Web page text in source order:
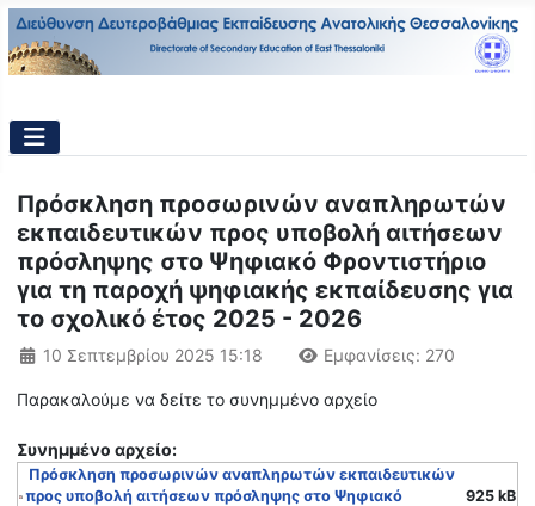
Πρόσκληση προσωρινών αναπληρωτών
εκπαιδευτικών προς υποβολή αιτήσεων
πρόσληψης στο Ψηφιακό Φροντιστήριο
για τη παροχή ψηφιακής εκπαίδευσης για
το σχολικό έτος 2025 - 2026
Λεπτομέρειες
10 Σεπτεμβρίου 2025 15:18 Εμφανίσεις: 270
Παρακαλούμε να δείτε το συνημμένο αρχείο
Συνημμένo αρχείο:
Πρόσκληση προσωρινών αναπληρωτών εκπαιδευτικών
προς υποβολή αιτήσεων πρόσληψης στο Ψηφιακό
925 kB